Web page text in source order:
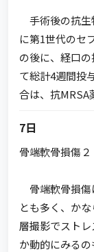
手術後の抗生
に第1世代のセ
の後に、経口
て総計4週間投
合は、抗MRSA
7日
骨端軟骨損傷２
骨端軟骨損傷
とも多く、か
層撮影でスト
か動的にみる